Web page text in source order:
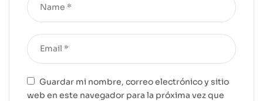
Guardar mi nombre, correo electrónico y sitio
web en este navegador para la próxima vez que